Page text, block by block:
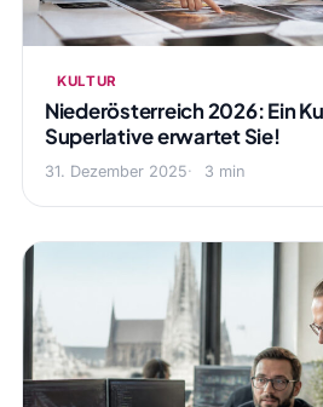
KULTUR
Niederösterreich 2026: Ein
Superlative erwartet Sie!
31. Dezember 2025 3 min